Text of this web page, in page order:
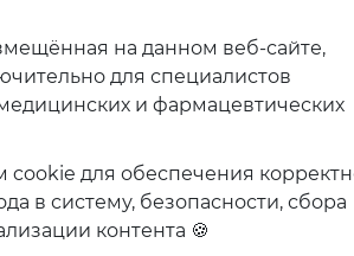
Квадротерапия)
на сайте
на данном веб-сайте,
для специалистов
и фармацевтических
cookie для обеспечения
в систему, безопасности, сбора
контента 🍪